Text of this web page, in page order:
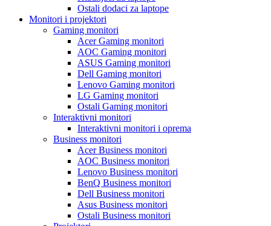
Ostali dodaci za laptope
Monitori i projektori
Gaming monitori
Acer Gaming monitori
AOC Gaming monitori
ASUS Gaming monitori
Dell Gaming monitori
Lenovo Gaming monitori
LG Gaming monitori
Ostali Gaming monitori
Interaktivni monitori
Interaktivni monitori i oprema
Business monitori
Acer Business monitori
AOC Business monitori
Lenovo Business monitori
BenQ Business monitori
Dell Business monitori
Asus Business monitori
Ostali Business monitori